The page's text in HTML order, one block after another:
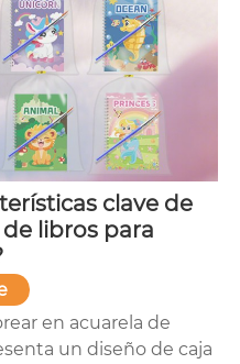
clave de
libros para
en acuarela de
un diseño de caja